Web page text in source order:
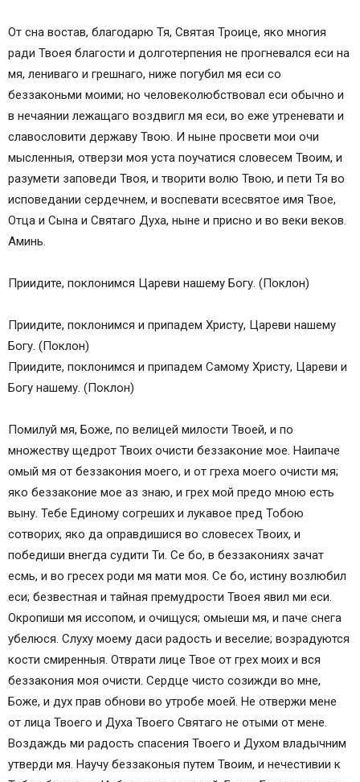
От сна востав, благодарю Тя, Святая Троице, яко многия
ради Твоея благости и долготерпения не прогневался еси на
мя, лениваго и грешнаго, ниже погубил мя еси со
беззаконьми моими; но человеколюбствовал еси обычно и
в нечаянии лежащаго воздвигл мя еси, во еже утреневати и
славословити державу Твою. И ныне просвети мои очи
мысленныя, отверзи моя уста поучатися словесем Твоим, и
разумети заповеди Твоя, и творити волю Твою, и пети Тя во
исповедании сердечнем, и воспевати всесвятое имя Твое,
Отца и Сына и Святаго Духа, ныне и присно и во веки веков.
Аминь.
Приидите, поклонимся Цареви нашему Богу. (Поклон)
Приидите, поклонимся и припадем Христу, Цареви нашему
Богу. (Поклон)
Приидите, поклонимся и припадем Самому Христу, Цареви и
Богу нашему. (Поклон)
Помилуй мя, Боже, по велицей милости Твоей, и по
множеству щедрот Твоих очисти беззаконие мое. Наипаче
омый мя от беззакония моего, и от греха моего очисти мя;
яко беззаконие мое аз знаю, и грех мой предо мною есть
выну. Тебе Единому согреших и лукавое пред Тобою
сотворих, яко да оправдишися во словесех Твоих, и
победиши внегда судити Ти. Се бо, в беззакониях зачат
есмь, и во гресех роди мя мати моя. Се бо, истину возлюбил
еси; безвестная и тайная премудрости Твоея явил ми еси.
Окропиши мя иссопом, и очищуся; омыеши мя, и паче снега
убелюся. Слуху моему даси радость и веселие; возрадуются
кости смиренныя. Отврати лице Твое от грех моих и вся
беззакония моя очисти. Сердце чисто созижди во мне,
Боже, и дух прав обнови во утробе моей. Не отвержи мене
от лица Твоего и Духа Твоего Святаго не отыми от мене.
Воздаждь ми радость спасения Твоего и Духом владычним
утверди мя. Научу беззаконыя путем Твоим, и нечестивии к